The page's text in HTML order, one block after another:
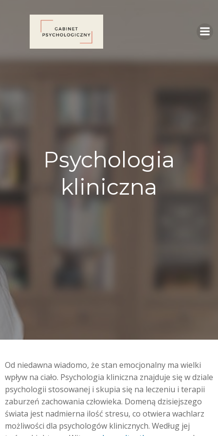
Psychologia
kliniczna
Od niedawna wiadomo, że stan emocjonalny ma wielki
wpływ na ciało. Psychologia kliniczna znajduje się w dziale
psychologii stosowanej i skupia się na leczeniu i terapii
zaburzeń zachowania człowieka. Domeną dzisiejszego
świata jest nadmierna ilość stresu, co otwiera wachlarz
możliwości dla psychologów klinicznych. Według jej